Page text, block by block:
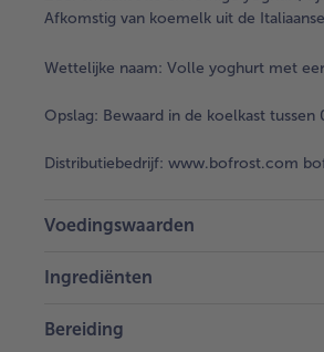
Afkomstig van koemelk uit de
Wettelijke naam: Volle yoghurt met
Opslag: Bewaard in de koelkast tussen
Distributiebedrijf: www.bofrost.com
Voedingswaarden
Ingrediënten
Bereiding